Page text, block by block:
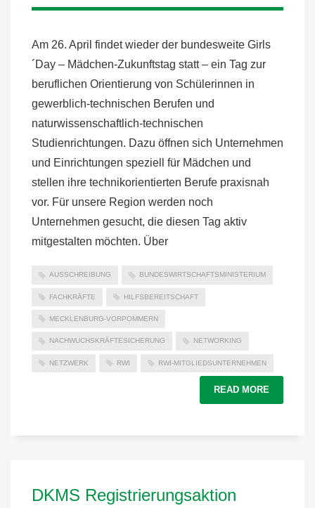
Am 26. April findet wieder der bundesweite Girls
´Day – Mädchen-Zukunftstag statt – ein Tag zur
beruflichen Orientierung von Schülerinnen in
gewerblich-technischen Berufen und
naturwissenschaftlich-technischen
Studienrichtungen. Dazu öffnen sich Unternehmen
und Einrichtungen speziell für Mädchen und
stellen ihre technikorientierten Berufe praxisnah
vor. Für unsere Region werden noch
Unternehmen gesucht, die diesen Tag aktiv
mitgestalten möchten. Über
AUSSCHREIBUNG BUNDESWIRTSCHAFTSMINISTERIUM
FACHKRÄFTE HILFSBEREITSCHAFT
MECKLENBURG-VORPOMMERN
NACHWUCHSKRÄFTESICHERUNG NETWORKING
NETZWERK RWI RWI-MITGLIEDSUNTERNEHMEN
READ MORE
DKMS Registrierungsaktion